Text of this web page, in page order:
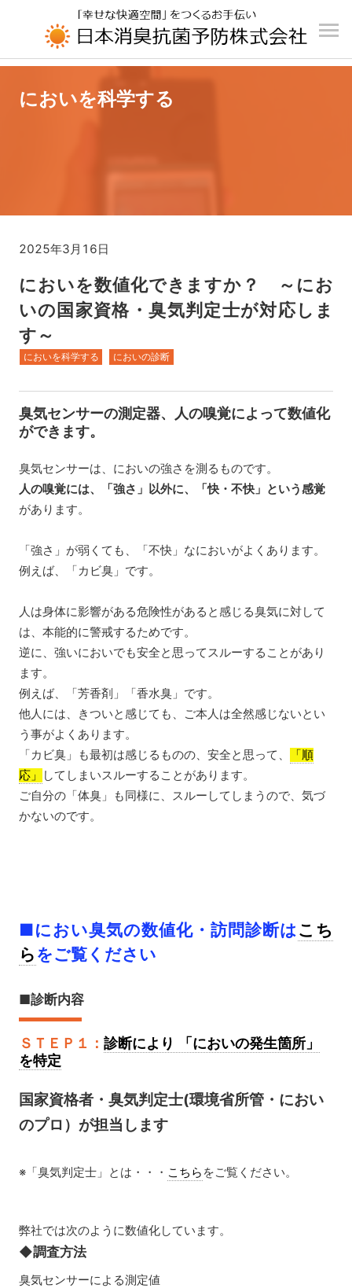
UA-196110426-1
においを科学する
2025年3月16日
においを数値化できますか？ ～にお
いの国家資格・臭気判定士が対応しま
す～
においを科学する においの診断
臭気センサーの測定器、人の嗅覚によって数値化
ができます。
臭気センサーは、においの強さを測るものです。
人の嗅覚には、「強さ」以外に、「快・不快」という感覚
があります。
「強さ」が弱くても、「不快」なにおいがよくあります。
例えば、「カビ臭」です。
人は身体に影響がある危険性があると感じる臭気に対して
は、本能的に警戒するためです。
逆に、強いにおいでも安全と思ってスルーすることがあり
ます。
例えば、「芳香剤」「香水臭」です。
他人には、きついと感じても、ご本人は全然感じないとい
う事がよくあります。
「カビ臭」も最初は感じるものの、安全と思って、
「順
応」
してしまいスルーすることがあります。
ご自分の「体臭」も同様に、スルーしてしまうので、気づ
かないのです。
■におい臭気の数値化・訪問診断は こち
ら をご覧ください
■診断内容
ＳＴＥＰ１： 診断により 「においの発生箇所」
を特定
国家資格者・臭気判定士(環境省所管・におい
のプロ） が担当します
※「臭気判定士」とは・・・ こちら をご覧ください。
弊社では次のように数値化しています。
◆調査方法
臭気センサーによる測定値